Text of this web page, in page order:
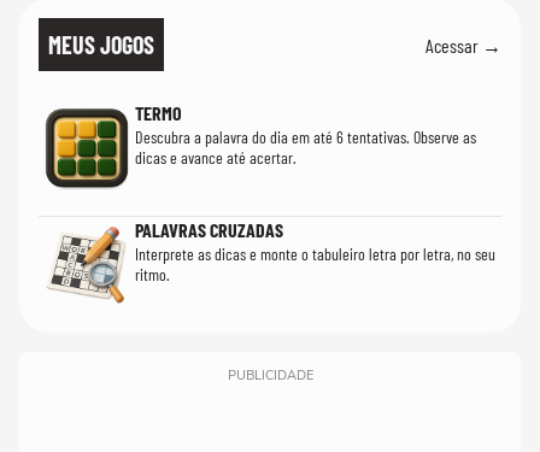
MEUS JOGOS Acessar →
TERMO
Descubra a palavra do dia em até 6 tentativas. Observe as
dicas e avance até acertar.
PALAVRAS CRUZADAS
Interprete as dicas e monte o tabuleiro letra por letra, no seu
ritmo.
PUBLICIDADE